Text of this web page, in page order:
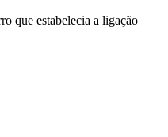
que estabelecia a ligação